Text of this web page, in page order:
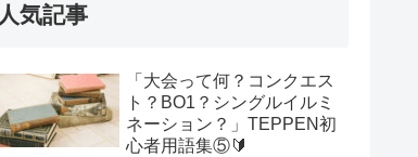
人気記事
「大会って何？コンクエス
ト？BO1？シングルイルミ
ネーション？」TEPPEN初
心者用語集⑤🔰